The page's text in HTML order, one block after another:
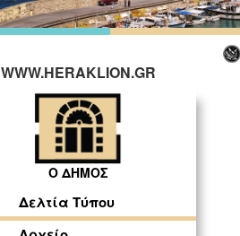
WWW.HERAKLION.GR
Ο ΔΗΜΟΣ
Δελτία Τύπου